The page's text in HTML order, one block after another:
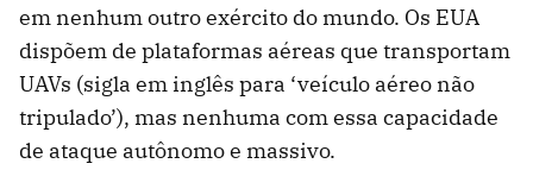
em nenhum outro exército do mundo. Os EUA
dispõem de plataformas aéreas que transportam
UAVs (sigla em inglês para ‘veículo aéreo não
tripulado’), mas nenhuma com essa capacidade
de ataque autônomo e massivo.